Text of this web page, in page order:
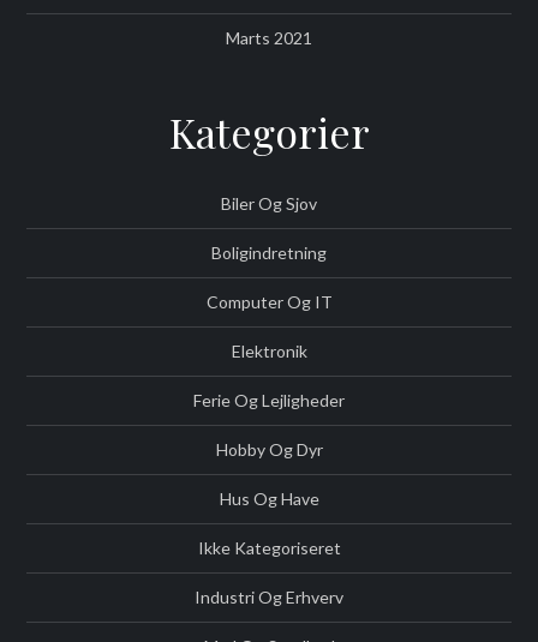
Marts 2021
Kategorier
Biler Og Sjov
Boligindretning
Computer Og IT
Elektronik
Ferie Og Lejligheder
Hobby Og Dyr
Hus Og Have
Ikke Kategoriseret
Industri Og Erhverv